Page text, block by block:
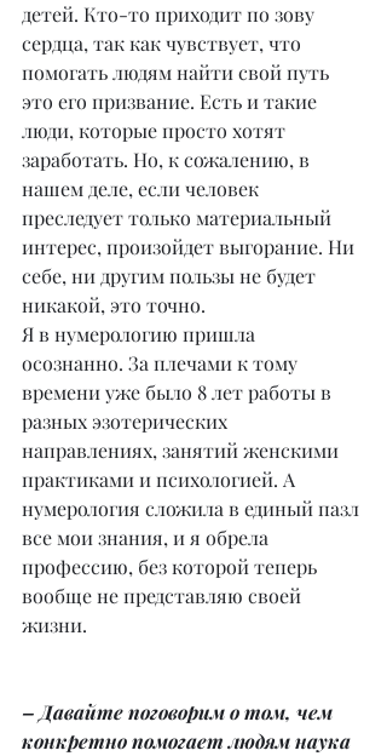
детей. Кто-то приходит по зову
сердца, так как чувствует, что
помогать людям найти свой путь
это его призвание. Есть и такие
люди, которые просто хотят
заработать. Но, к сожалению, в
нашем деле, если человек
преследует только материальный
интерес, произойдет выгорание. Ни
себе, ни другим пользы не будет
никакой, это точно.
Я в нумерологию пришла
осознанно. За плечами к тому
времени уже было 8 лет работы в
разных эзотерических
направлениях, занятий женскими
практиками и психологией. А
нумерология сложила в единый пазл
все мои знания, и я обрела
профессию, без которой теперь
вообще не представляю своей
жизни.
– Давайте поговорим о том, чем
конкретно помогает людям наука